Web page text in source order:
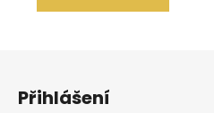
Přihlášení